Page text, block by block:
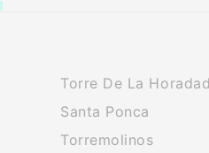
Torre De La
Santa Ponca
Torremolinos